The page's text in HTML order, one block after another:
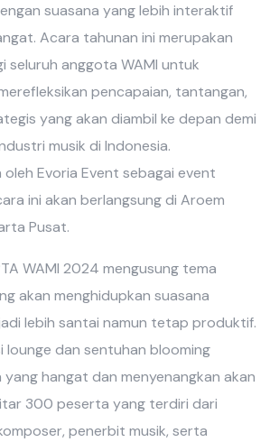
suasana yang lebih interaktif
Acara tahunan ini merupakan
seluruh anggota WAMI untuk
pencapaian, tantangan,
yang akan diambil ke depan demi
musik di Indonesia.
oleh Evoria Event sebagai event
ini akan berlangsung di Aroem
Pusat.
WAMI 2024 mengusung tema
akan menghidupkan suasana
lebih santai namun tetap produktif.
lounge dan sentuhan blooming
yang hangat dan menyenangkan akan
300 peserta yang terdiri dari
penerbit musik, serta